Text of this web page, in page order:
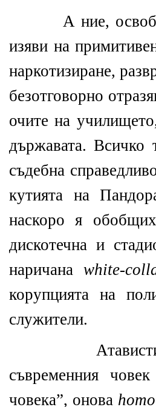
А ние,
изяви на
наркотизиране,
безотговорно
очите на
държавата. Всичко
съдебна
кутията на
наскоро я
дискотечна и
наричана white-
корупцията на
служители.
съвременния
човека”, онова homo